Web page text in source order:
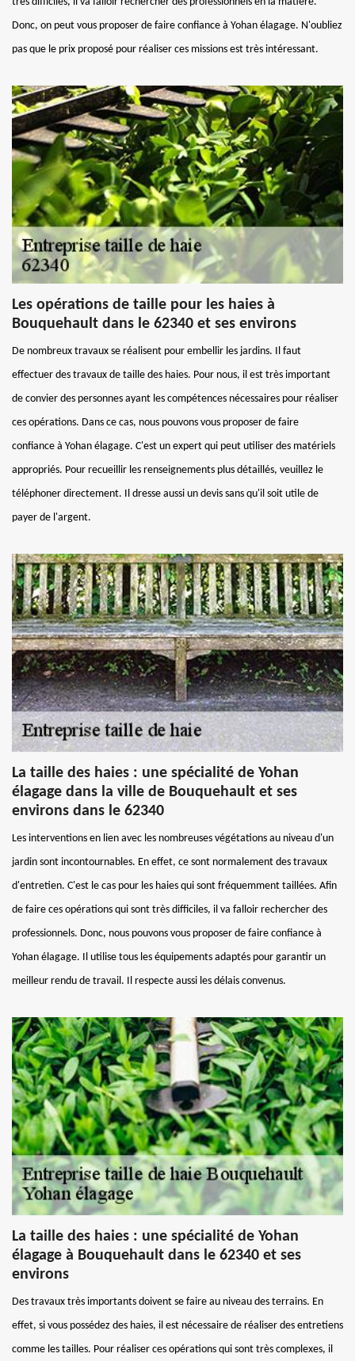
Donc, on peut vous proposer de faire confiance à Yohan élagage. N'oubliez
pas que le prix proposé pour réaliser ces missions est très intéressant.
Les opérations de taille pour les haies à
Bouquehault dans le 62340 et ses environs
De nombreux travaux se réalisent pour embellir les jardins. Il faut
effectuer des travaux de taille des haies. Pour nous, il est très important
de convier des personnes ayant les compétences nécessaires pour réaliser
ces opérations. Dans ce cas, nous pouvons vous proposer de faire
confiance à Yohan élagage. C'est un expert qui peut utiliser des matériels
appropriés. Pour recueillir les renseignements plus détaillés, veuillez le
téléphoner directement. Il dresse aussi un devis sans qu'il soit utile de
payer de l'argent.
La taille des haies : une spécialité de Yohan
élagage dans la ville de Bouquehault et ses
environs dans le 62340
Les interventions en lien avec les nombreuses végétations au niveau d'un
jardin sont incontournables. En effet, ce sont normalement des travaux
d'entretien. C'est le cas pour les haies qui sont fréquemment taillées. Afin
de faire ces opérations qui sont très difficiles, il va falloir rechercher des
professionnels. Donc, nous pouvons vous proposer de faire confiance à
Yohan élagage. Il utilise tous les équipements adaptés pour garantir un
meilleur rendu de travail. Il respecte aussi les délais convenus.
La taille des haies : une spécialité de Yohan
élagage à Bouquehault dans le 62340 et ses
environs
Des travaux très importants doivent se faire au niveau des terrains. En
effet, si vous possédez des haies, il est nécessaire de réaliser des entretiens
comme les tailles. Pour réaliser ces opérations qui sont très complexes, il